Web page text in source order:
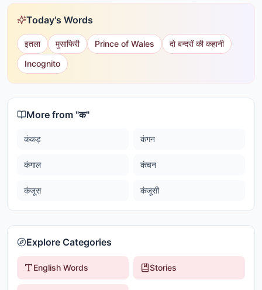
Today's Words
इतला मुसाफिरी Prince of Wales
दो बन्दरों की कहानी
Incognito
More from "क"
कंकड़ कंगन
कंगाल कंचन
कंजूस कंजूसी
Explore Categories
English Words Stories